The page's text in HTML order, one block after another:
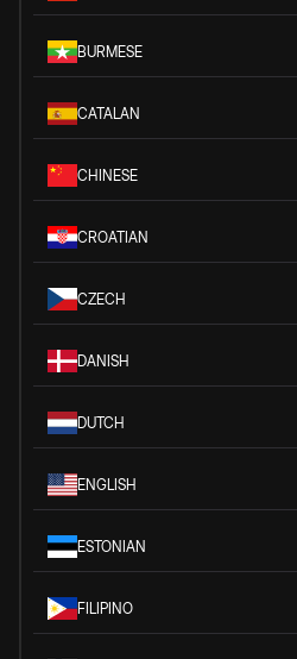
BURMESE
CATALAN
CHINESE
CROATIAN
CZECH
DANISH
DUTCH
ENGLISH
ESTONIAN
FILIPINO